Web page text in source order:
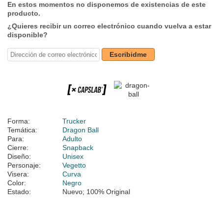
En estos momentos no disponemos de existencias de este
producto.
¿Quieres recibir un correo electrónico cuando vuelva a estar
disponible?
Escribidme
Forma:
Trucker
Temática:
Dragon Ball
Para:
Adulto
Cierre:
Snapback
Diseño:
Unisex
Personaje:
Vegetto
Visera:
Curva
Color:
Negro
Estado:
Nuevo; 100% Original